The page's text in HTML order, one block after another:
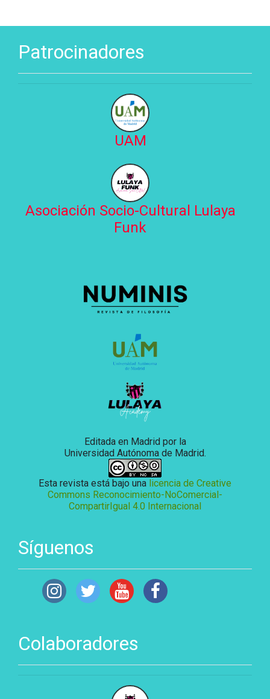
Patrocinadores
UAM
Asociación Socio-Cultural Lulaya
Funk
Editada en Madrid por la
Universidad Autónoma de Madrid.
Esta revista está bajo una licencia de Creative
Commons Reconocimiento-NoComercial-
CompartirIgual 4.0 Internacional
Síguenos
Colaboradores